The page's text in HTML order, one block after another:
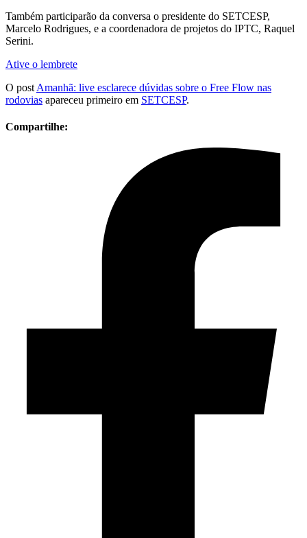
Também participarão da conversa o presidente do SETCESP,
Marcelo Rodrigues, e a coordenadora de projetos do IPTC, Raquel
Serini.
Ative o lembrete
O post Amanhã: live esclarece dúvidas sobre o Free Flow nas
rodovias apareceu primeiro em SETCESP.
Compartilhe: